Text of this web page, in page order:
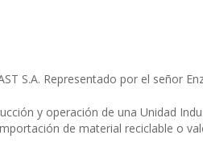
S.A. Representado por el señor
y operación de una Unidad
de material reciclable o